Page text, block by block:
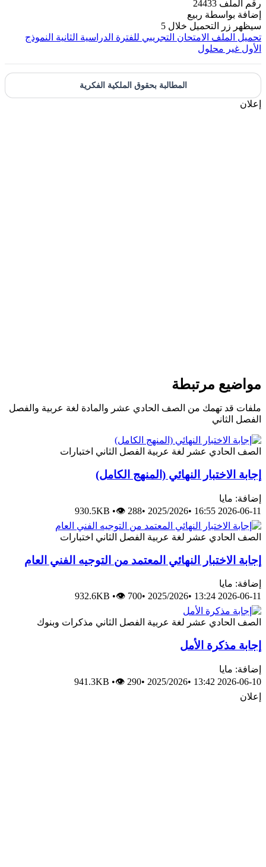
رقم الملف 24433
إضافة بواسطة ربيع
سيظهر زر التحميل خلال 5
تحميل الملف
الامتحان التجريبي للفترة الدراسية الثانية النموذج
الأول غير محلول
المطالبة بحقوق الملكية الفكرية
إعلان
مواضيع مرتبطة
ملفات قد تهمك من الصف الحادي عشر والمادة لغة عربية والفصل
الفصل الثاني
الصف الحادي عشر لغة عربية الفصل الثاني اختبارات
إجابة الاختبار النهائي (المنهج الكامل)
إضافة: مايا
2026-06-11 16:55
•
2025/2026
•
930.5KB •👁 288
الصف الحادي عشر لغة عربية الفصل الثاني اختبارات
إجابة الاختبار النهائي المعتمد من التوجيه الفني العام
إضافة: مايا
2026-06-11 13:24
•
2025/2026
•
932.6KB •👁 700
الصف الحادي عشر لغة عربية الفصل الثاني مذكرات وبنوك
إجابة مذكرة الأمل
إضافة: مايا
2026-06-10 13:42
•
2025/2026
•
941.3KB •👁 290
إعلان